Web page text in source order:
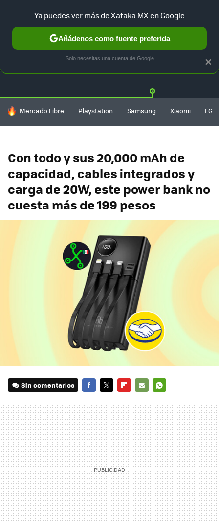
GUÍA DE COMPRAS MERCADO LIBRE
HOY SE HABLA DE
Mercado Libre Playstation Samsung Xiaomi LG
Con todo y sus 20,000 mAh de
capacidad, cables integrados y
carga de 20W, este power bank no
cuesta más de 199 pesos
Sin comentarios
MAIL
×
Ya puedes ver más de Xataka MX en Google
Añádenos como fuente preferida
Solo necesitas una cuenta de Google